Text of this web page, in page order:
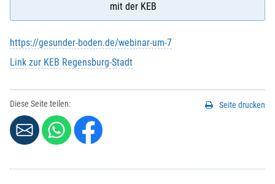
mit der KEB
https://gesunder-boden.de/webinar-um-7
Link zur KEB Regensburg-Stadt
Diese Seite teilen: Seite drucken